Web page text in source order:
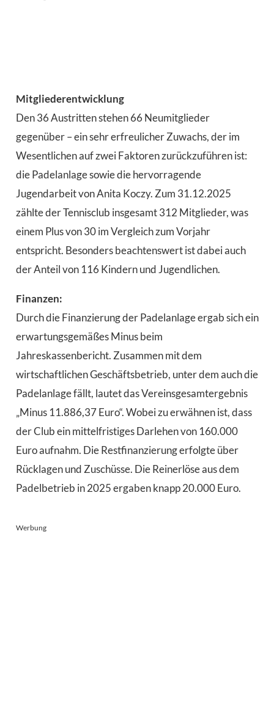
Mitgliederentwicklung
Den 36 Austritten stehen 66 Neumitglieder
gegenüber – ein sehr erfreulicher Zuwachs, der im
Wesentlichen auf zwei Faktoren zurückzuführen ist:
die Padelanlage sowie die hervorragende
Jugendarbeit von Anita Koczy. Zum 31.12.2025
zählte der Tennisclub insgesamt 312 Mitglieder, was
einem Plus von 30 im Vergleich zum Vorjahr
entspricht. Besonders beachtenswert ist dabei auch
der Anteil von 116 Kindern und Jugendlichen.
Finanzen:
Durch die Finanzierung der Padelanlage ergab sich ein
erwartungsgemäßes Minus beim
Jahreskassenbericht. Zusammen mit dem
wirtschaftlichen Geschäftsbetrieb, unter dem auch die
Padelanlage fällt, lautet das Vereinsgesamtergebnis
„Minus 11.886,37 Euro“. Wobei zu erwähnen ist, dass
der Club ein mittelfristiges Darlehen von 160.000
Euro aufnahm. Die Restfinanzierung erfolgte über
Rücklagen und Zuschüsse. Die Reinerlöse aus dem
Padelbetrieb in 2025 ergaben knapp 20.000 Euro.
Werbung